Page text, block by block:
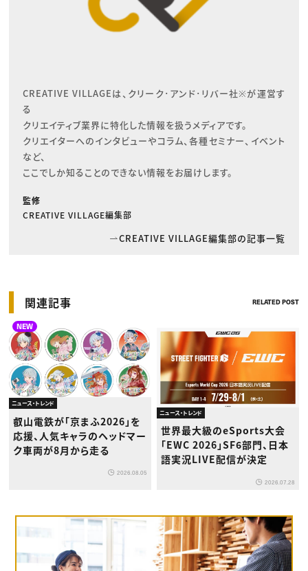
CREATIVE VILLAGEは、クリーク･アンド･リバー社※が運営す
る
クリエイティブ業界に特化した情報を扱うメディアです。
クリエイターへのインタビューやコラム、各種セミナー、イベント
など、
ここでしか知ることのできない情報をお届けします。
監修
CREATIVE VILLAGE編集部
CREATIVE VILLAGE編集部の記事一覧
関連記事 RELATED POST
NEW
ニュース・トレンド
叡山電鉄が「京まふ2026」を
応援、人気キャラのヘッドマー
ク車両が8月から走る
2026.08.05
ニュース・トレンド
世界最大級のeSports大会
「EWC 2026」SF6部門、日本
語実況LIVE配信が決定
2026.07.28